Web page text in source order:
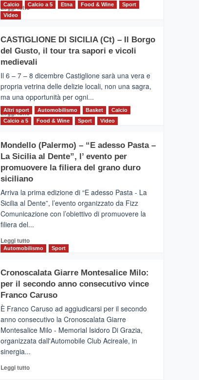
Leggi tuttoLeggi
MOIO
ALCANTARA
–
alla
scoperta
del
territorio,
tra
sport
messaggi
di
Calcio
Calcio a 5 Etna Food & Wine
Sport
Video
CASTIGLIONE DI SICILIA (Ct) – Il Borgo
del Gusto, il tour tra sapori e vicoli
medievali
Il 6 – 7 – 8 dicembre Castiglione sarà una vera e
propria vetrina delle delizie locali, non una sagra,
ma una opportunità per ogni...
Leggi tuttoLeggi
CASTIGLIONE
DI
SICILIA
(Ct)
Il
Borgo
del
tour
tra
vicoli
medievali
Altri sport Automobilismo Basket
Calcio
Calcio a 5
Food & Wine Sport Video
Mondello (Palermo) – “E adesso Pasta –
La Sicilia al Dente”, l’ evento per
promuovere la filiera del grano duro
siciliano
Arriva la prima edizione di “E adesso Pasta - La
Sicilia al Dente”, l’evento organizzato da Fizz
Comunicazione con l’obiettivo di promuovere la
filiera del...
Leggi tuttoLeggi
di
Mondello
(Palermo)
–
adesso
Pasta
–
La
Dente”,
Automobilismo Sport
Cronoscalata Giarre Montesalice Milo:
per il secondo anno consecutivo vince
Franco Caruso
È Franco Caruso ad aggiudicarsi per il secondo
anno consecutivo la Cronoscalata Giarre
Montesalice Milo - Memorial Isidoro Di Grazia,
organizzata dall'Automobile Club Acireale, in
sinergia...
Leggi tuttoLeggi